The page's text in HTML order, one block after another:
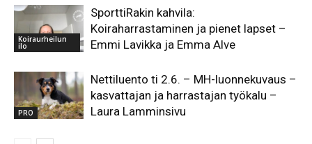
Koiraurheilun
ilo
SporttiRakin kahvila:
Koiraharrastaminen ja pienet lapset –
Emmi Lavikka ja Emma Alve
PRO
Nettiluento ti 2.6. – MH-luonnekuvaus –
kasvattajan ja harrastajan työkalu –
Laura Lamminsivu